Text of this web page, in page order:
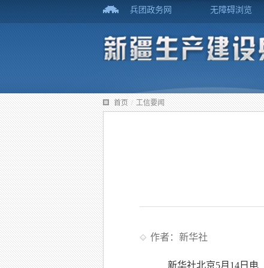
兵团政务网 无障碍浏览
首页 / 工信要闻
作者：新华社
新华社北京5月14日电